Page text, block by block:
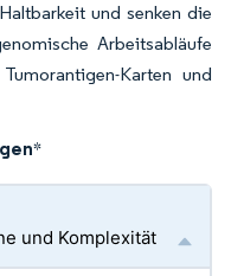
und senken die
Arbeitsabläufe
Karten und
*
und Komplexität